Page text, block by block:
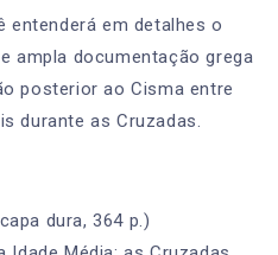
entenderá em detalhes o
ampla documentação grega
posterior ao Cisma entre
durante as Cruzadas.
dura, 364 p.)